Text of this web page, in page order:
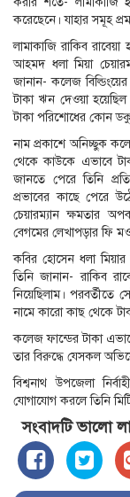
করেছেনে। যাহার সমূহ
লামাকাজি রাকিব রাবেয়া
আহমদ ধলা মিয়া
জানান- কলেজ
টাকা ঋন দেওয়া
টাকা পরিশোধের কোন
নাম প্রকাশে অনিচ্ছুক
থেকে কাউকে এভাবে
জানতে পেরে তিনি
প্রভাবের কাছে পেরে
চেয়ারম্যান ক্ষমতার
বেগমের লেখাপড়ার ফি
কবির হোসেন ধলা মিয়ার
তিনি জানান- রাকিব
নিয়েছিলাম। পরবর্তীতে
নামে কারো কাছ থেকে
কলেজ ফান্ডের টাকা
তার বিরুদ্ধে যেসকল
বিশ্বনাথ উপজেলা
যোগাযোগ করলে তিনি
সংবাদটি ভালো